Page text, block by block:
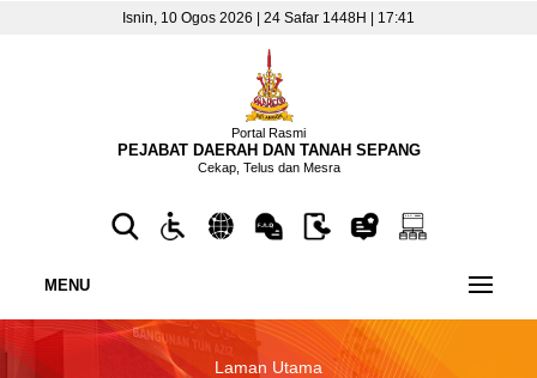
Isnin, 10 Ogos 2026 | 24 Safar 1448H | 17:41
Portal Rasmi
PEJABAT DAERAH DAN TANAH SEPANG
Cekap, Telus dan Mesra
MENU
Laman Utama